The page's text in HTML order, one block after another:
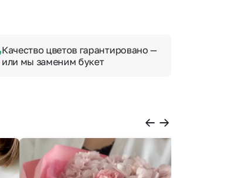
Качество цветов гарантировано —
или мы заменим букет